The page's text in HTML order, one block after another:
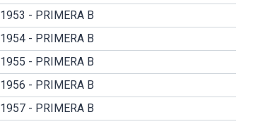
1953 - PRIMERA B
1954 - PRIMERA B
1955 - PRIMERA B
1956 - PRIMERA B
1957 - PRIMERA B